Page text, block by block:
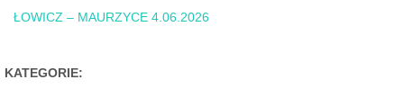
ŁOWICZ – MAURZYCE 4.06.2026
KATEGORIE: